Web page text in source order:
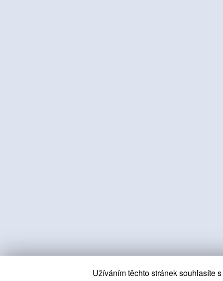
Užíváním těchto stránek souhlasíte